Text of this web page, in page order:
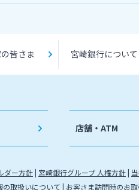
皆さま 宮崎銀行について
店舗・ATM
ダー方針 宮崎銀行グループ 人権方針
取扱いについて お客さま訪問時のお